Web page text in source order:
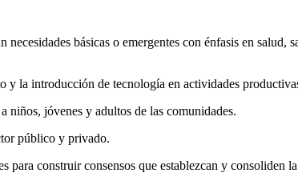
básicas o emergentes con énfasis en salud,
y la introducción de tecnología en actividades
niños, jóvenes y adultos de las comunidades.
público y privado.
para construir consensos que establezcan y consoliden